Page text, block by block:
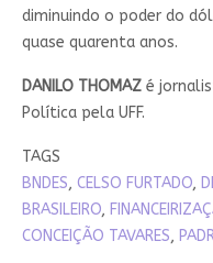
diminuindo o poder do
quase quarenta anos.
DANILO THOMAZé
Política pela UFF.
TAGS
BNDES, CELSO FURTADO,
BRASILEIRO,
CONCEIÇÃO TAVARES,